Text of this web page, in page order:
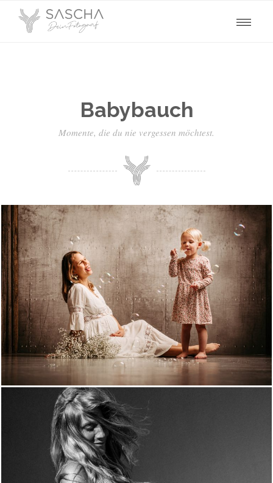
Babybauch
Momente, die du nie vergessen möchtest.